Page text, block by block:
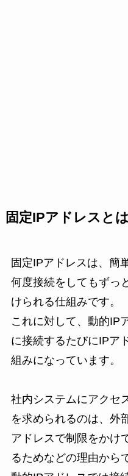
固定IPアドレスとは
固定IPアドレスは、簡
何度接続をしてもずっ
けられる仕組みです。
これに対して、動的IP
に接続するたびにIPア
組みになっています。
社内システムにアクセ
を求められるのは、外
アドレスで制限をかけ
るためなどの理由から